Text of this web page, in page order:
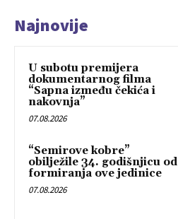
Najnovije
U subotu premijera
dokumentarnog filma
“Sapna između čekića i
nakovnja”
07.08.2026
“Semirove kobre”
obilježile 34. godišnjicu od
formiranja ove jedinice
07.08.2026